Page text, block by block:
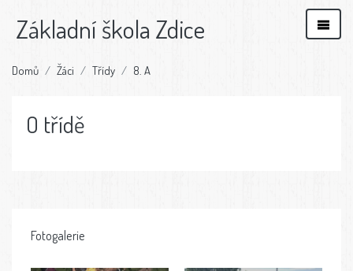
Základní škola Zdice
Domů Žáci Třídy 8. A
O třídě
Fotogalerie